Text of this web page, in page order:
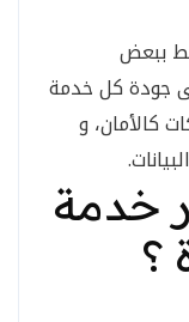
ببعض
جودة كل خدمة
كالأمان، و
خدمة
؟